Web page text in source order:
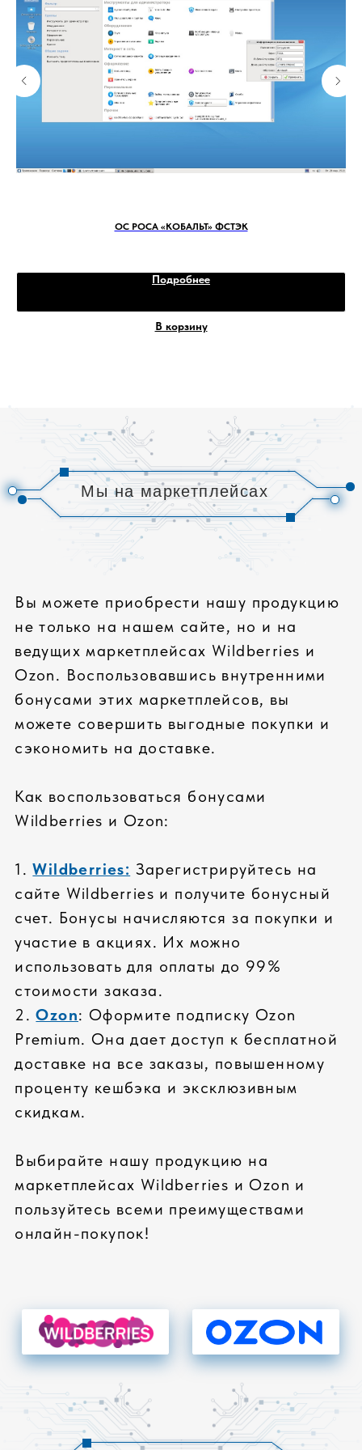
ОС РОСА «КОБАЛЬТ» ФСТЭК
Подробнее
В корзину
Premium. Она дает доступ к бесплатной
доставке на все заказы, повышенному
проценту кешбэка и эксклюзивным
скидкам.
Выбирайте нашу продукцию на
маркетплейсах Wildberries и Ozon и
ПРОИЗВОДСТВО
всем современным требованиям
ЛУЧШИЕ КОМПЛЕКТУЮЩИЕ
СОБРАТЬ
ПРОФЕССИОНАЛЬНАЯ СБОРКА
только известные бренды
входной контроль
проверка совместимости
высокое качество сборки
систем
тестирование всех
компонентов
проверка всей системы
стресс-тесты комплектующих
расширенная гарантия до 5 лет
реакции на гарантийные случаи 2